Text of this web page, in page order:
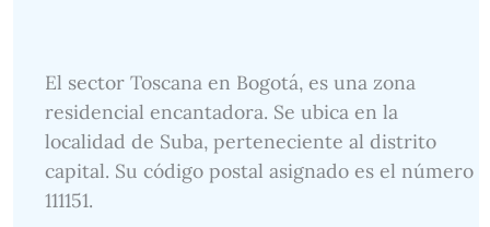
El sector Toscana en Bogotá, es una zona
residencial encantadora. Se ubica en la
localidad de Suba, perteneciente al distrito
capital. Su código postal asignado es el número
111151.